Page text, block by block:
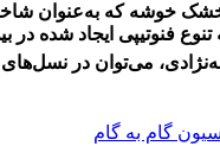
خشک خوشه‌ که به‌عنوان
فنوتیپی ایجاد شده در
می‌توان در
گام به گام